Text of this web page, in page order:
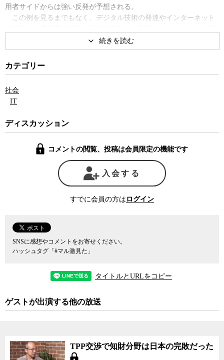
用者サイドからは強い反発が予想される。
この例を見るまでもなく、デジタル技術の発達やインターネット
易に可能になり、著作権をめぐる新たな問題が次々と持ち上がって
いる。しかし、ネット時代の著作権をめぐる新しいルール作りの方
は、迷走を続けている。そしてその背景には、そもそも著作権が何
の目的で誰のために存在するのかについての基本的な認識が共有さ
事者だけが自分たちの利益のぶつけ合いを繰り返していることにあ
ると、国内外の音楽や映画などの著作権について詳しい弁護士の福
言うまでもなく著作権とは本来、クリエーター（創作者）が価値
で、それが認められることで、人々に文化的な価値のある創作を行
うインセンティブを与えようというもの。何か著作物を作っても、
簡単に人に盗作されてしまったり、金銭的な対価を得ることができ
なかったりすれば、苦労して意味のある著作物を残そうという人は
いなくなる。しかし、それではその国にとっても人類全体にとって
もマイナスとなることから、著作権という形で創作者の権利に一定
ぎると、せっかく意味のある著作物が作られても、それが広く普及
したり、大勢の人がその文化的な価値を享受する妨げとなってしま
い、著作権保護の本来の目的が損なわれてしまいかねない。
るべきかは、それぞれの社会でのコンセンサスで決まるものであ
り、「文化の多様性・豊かさや、それへの人々のアクセスを可能に
必要があると、福井氏は語る。
い側の、それぞれの利害当事者間の利害対立に終始している感が否
カテゴリー
社会
IT
ディスカッション
コメントの閲覧、投稿は会員限定の機能です
入会する
すでに会員の方は ログイン
SNSに感想やコメントをお寄せください。
ハッシュタグ「#マル激見た」
タイトルとURLをコピー
ゲストが出演する他の放送
TPP交渉で知財分野は日本の完敗だった